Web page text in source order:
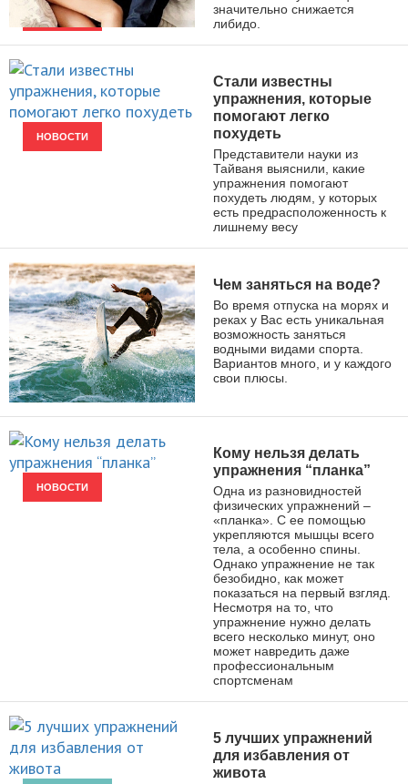
значительно снижается
либидо.
НОВОСТИ
Стали известны
упражнения, которые
помогают легко
похудеть
Представители науки из
Тайваня выяснили, какие
упражнения помогают
похудеть людям, у которых
есть предрасположенность к
лишнему весу
ВИДЫ СПОРТА
Чем заняться на воде?
Во время отпуска на морях и
реках у Вас есть уникальная
возможность заняться
водными видами спорта.
Вариантов много, и у каждого
свои плюсы.
НОВОСТИ
Кому нельзя делать
упражнения “планка”
Одна из разновидностей
физических упражнений –
«планка». С ее помощью
укрепляются мышцы всего
тела, а особенно спины.
Однако упражнение не так
безобидно, как может
показаться на первый взгляд.
Несмотря на то, что
упражнение нужно делать
всего несколько минут, оно
может навредить даже
профессиональным
спортсменам
5 лучших упражнений
для избавления от
живота